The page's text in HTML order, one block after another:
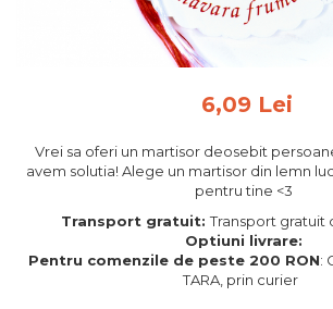
Tablouri personalizate
Insigne
Felicitari din lemn
Felicitari pentru cei dragi
Rame foto din lemn
6,09 Lei
Vrei sa oferi un martisor deosebit
avem solutia! Alege un martisor din lemn
pentru tine <3
Transport gratuit:Transport gratuit
Optiuni livrare:
Pentru comenzile de peste 200 RON:
TARA, prin curier